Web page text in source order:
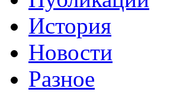
История
Новости
Разное